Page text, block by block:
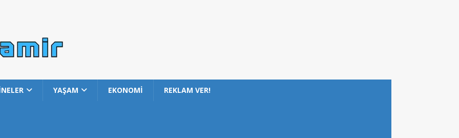
YAŞAM EKONOMİ REKLAM VER!